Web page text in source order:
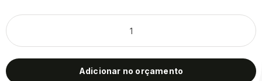
Adicionar no orçamento